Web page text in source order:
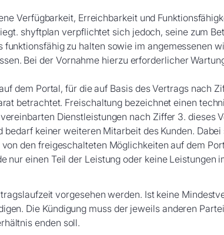
Verfügbarkeit, Erreichbarkeit und
shyftplan verpflichtet sich jedoch, seine zum
zu halten sowie im angemessenen
Bei der Vornahme hierzu erforderlicher
dem Portal, für die auf Basis des Vertrags nach
betrachtet. Freischaltung bezeichnet einen
Dienstleistungen nach Ziffer 3. dieses
keiner weiteren Mitarbeit des Kunden. Dabei
den freigeschalteten Möglichkeiten auf dem
nur einen Teil der Leistung oder keine Leistungen
vorgesehen werden. Ist keine
Die Kündigung muss der jeweils anderen
enden soll.